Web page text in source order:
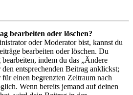
bearbeiten oder löschen?
oder Moderator bist, kannst du
bearbeiten oder löschen. Du
indem du das „Ändere
entsprechenden Beitrag anklickst;
einen begrenzten Zeitraum nach
Wenn bereits jemand auf deinen